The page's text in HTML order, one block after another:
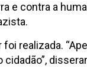
e contra a
realizada.